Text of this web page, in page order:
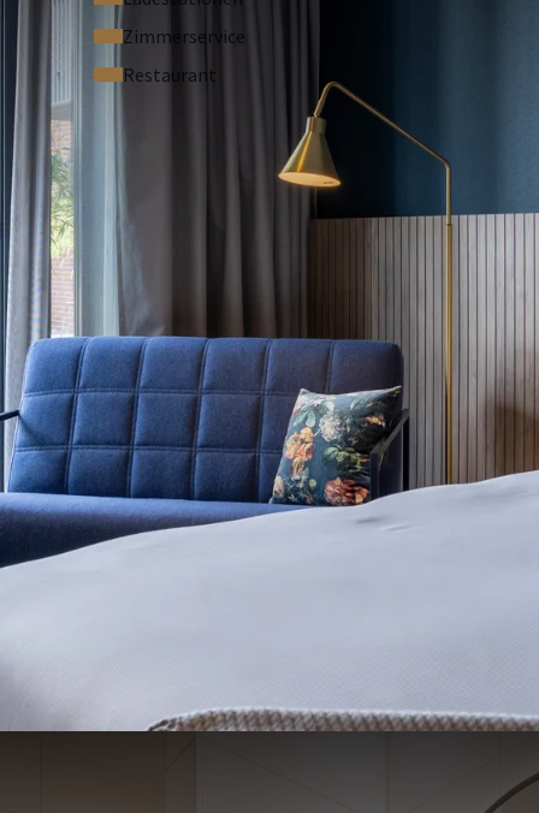
Zimmerservice
Restaurant